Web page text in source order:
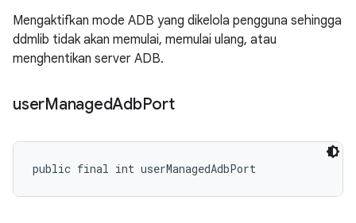
Mengaktifkan mode ADB yang dikelola pengguna sehingga
ddmlib tidak akan memulai, memulai ulang, atau
menghentikan server ADB.
userManagedAdbPort
public final int userManagedAdbPort